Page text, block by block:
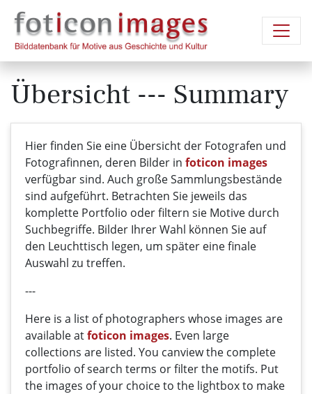
Übersicht --- Summary
Hier finden Sie eine Übersicht der Fotografen und
Fotografinnen, deren Bilder in foticon images
verfügbar sind. Auch große Sammlungsbestände
sind aufgeführt. Betrachten Sie jeweils das
komplette Portfolio oder filtern sie Motive durch
Suchbegriffe. Bilder Ihrer Wahl können Sie auf
den Leuchttisch legen, um später eine finale
Auswahl zu treffen.
---
Here is a list of photographers whose images are
availableatfoticon images. Even large
collections are listed. You canview the complete
portfolio ofsearch terms or filterthe motifs. Put
the images of your choiceto the lightboxto make